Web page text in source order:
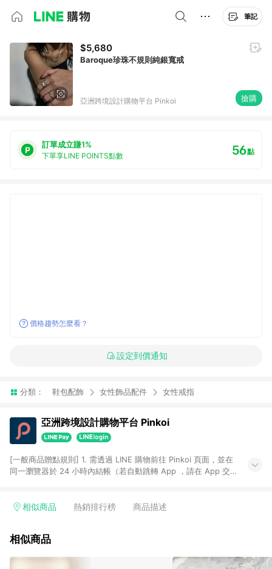
筆記
$5,680
Baroque珍珠不規則純銀寬戒
亞洲跨境設計購物平台 Pinkoi 搶購
訂單成立賺1%
下單享LINE POINTS點數 56點
價格趨勢怎麼看？
設定到價通知
分類： 鞋包配飾 女性飾品配件 女性戒指
亞洲跨境設計購物平台 Pinkoi
[一般商品贈點規則] 1. 需透過 LINE 購物前往 Pinkoi 頁面，並在
同一瀏覽器於 24 小時內結帳（若自動跳轉 App ，請在 App 交
回饋訂單不得享有 Pinkoi 站方優惠，例如首購優惠，P coins，
行為，不具贈點資格，部分退款不在此限。 6. APP 請更新至
貨後 45 天後發送。 8. 群眾募資商品，禮物卡，開館保證金，補
相似商品 熱銷排行榜 商品描述
相似商品